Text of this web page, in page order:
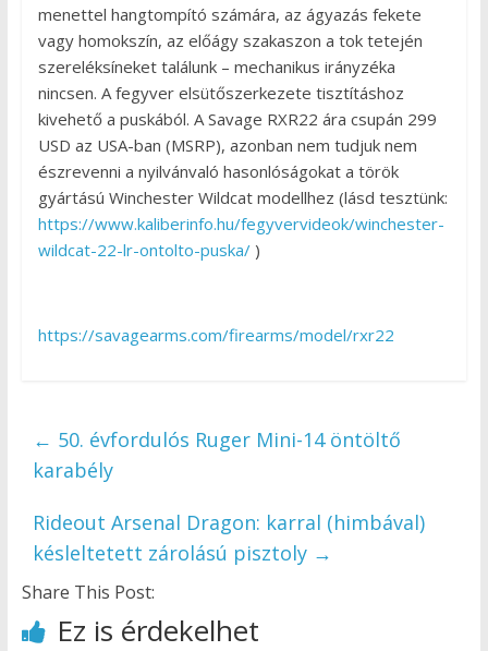
menettel hangtompító számára, az ágyazás fekete
vagy homokszín, az előágy szakaszon a tok tetején
szereléksíneket találunk – mechanikus irányzéka
nincsen. A fegyver elsütőszerkezete tisztításhoz
kivehető a puskából. A Savage RXR22 ára csupán 299
USD az USA-ban (MSRP), azonban nem tudjuk nem
észrevenni a nyilvánvaló hasonlóságokat a török
gyártású Winchester Wildcat modellhez (lásd tesztünk:
https://www.kaliberinfo.hu/fegyvervideok/winchester-
wildcat-22-lr-ontolto-puska/)
https://savagearms.com/firearms/model/rxr22
← 50. évfordulós Ruger Mini-14 öntöltő
karabély
Rideout Arsenal Dragon: karral (himbával)
késleltetett zárolású pisztoly →
Share This Post:
Ez is érdekelhet